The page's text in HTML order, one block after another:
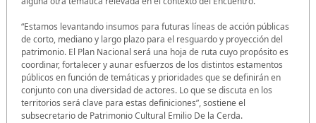
“Estamos levantando insumos para futuras líneas de acción públicas
de corto, mediano y largo plazo para el resguardo y proyección del
patrimonio. El Plan Nacional será una hoja de ruta cuyo propósito es
coordinar, fortalecer y aunar esfuerzos de los distintos estamentos
públicos en función de temáticas y prioridades que se definirán en
conjunto con una diversidad de actores. Lo que se discuta en los
territorios será clave para estas definiciones”, sostiene el
subsecretario de Patrimonio Cultural Emilio De la Cerda.